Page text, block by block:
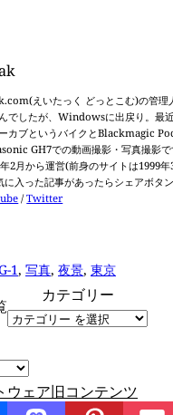
えいたっく どっとこむ)の管理
でしたが、Windowsに出戻り。最
カブというバイクとBlackmagic
GH7での動画撮影・写真撮影
2月から運営(前身のサイトは1999
に入った記事があったらシェアボタ
/Twitter
1, 写真, 夜景, 東京
カテゴリー
ウェア旧コンテンツ